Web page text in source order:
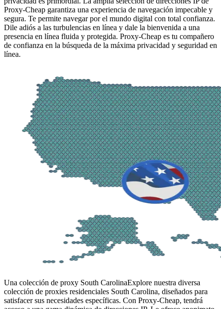
Proxy-Cheap garantiza una experiencia de navegación impecable y
segura. Te permite navegar por el mundo digital con total confianza.
Dile adiós a las turbulencias en línea y dale la bienvenida a una
presencia en línea fluida y protegida. Proxy-Cheap es tu compañero
de confianza en la búsqueda de la máxima privacidad y seguridad en
línea.
Una colección de proxy South CarolinaExplore nuestra diversa
colección de proxies residenciales South Carolina, diseñados para
satisfacer sus necesidades específicas. Con Proxy-Cheap, tendrá